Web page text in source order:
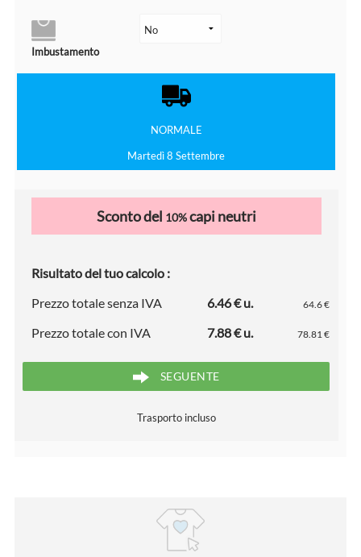
Imbustamento
NORMALE
Martedì 8 Settembre
Sconto del 10%capi neutri
Risultato del tuo calcolo :
Prezzo totale senza IVA
6.46 € u. 64.6 €
Prezzo totale con IVA 7.88 € u. 78.81 €
SEGUENTE
Trasporto incluso